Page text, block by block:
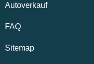
Autoverkauf
FAQ
Sitemap